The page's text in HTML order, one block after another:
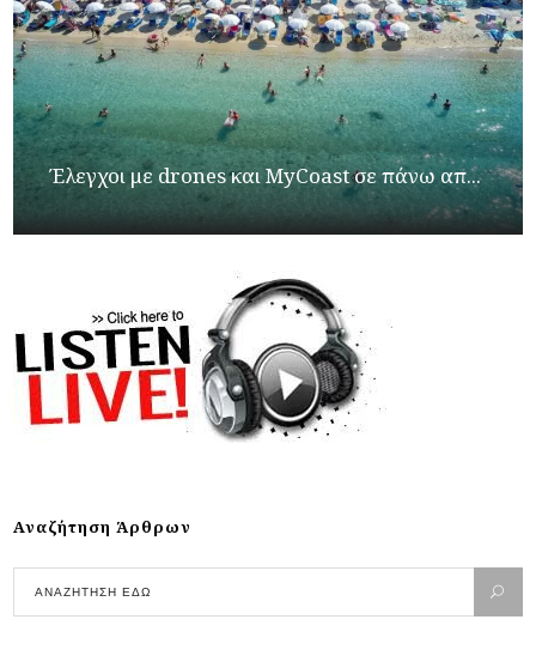
Έλεγχοι με drones και MyCoast σε πάνω απ...
Αναζήτηση Άρθρων